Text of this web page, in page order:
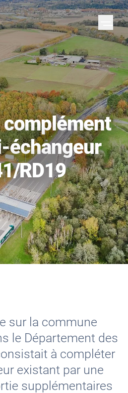
échangeur
RD19
sur la commune
le Département des
à compléter
existant par une
supplémentaires